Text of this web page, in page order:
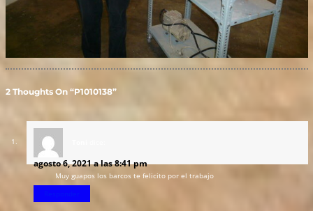
2 Thoughts On “P1010138”
agosto 6, 2021 a las 8:41 pm
Muy guapos los barcos te felicito por el trabajo